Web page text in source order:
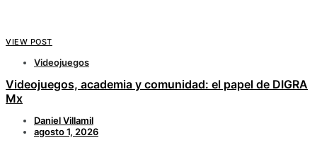
VIEW POST
Videojuegos
Videojuegos, academia y comunidad: el papel de DIGRA
Mx
Daniel Villamil
agosto 1, 2026